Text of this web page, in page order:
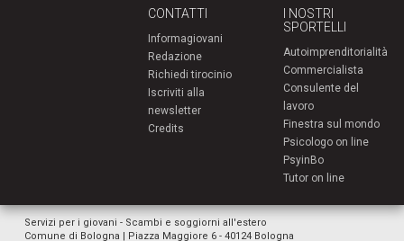
CONTATTI
Informagiovani
Redazione
Richiedi tirocinio
Iscriviti alla
newsletter
Credits
I NOSTRI
SPORTELLI
Autoimprenditorialità
Commercialista
Consulente del
lavoro
Finestra sul mondo
Psicologo on line
PsyinBo
Tutor on line
Servizi per i giovani - Scambi e soggiorni all'estero
Comune di Bologna | Piazza Maggiore 6 - 40124 Bologna